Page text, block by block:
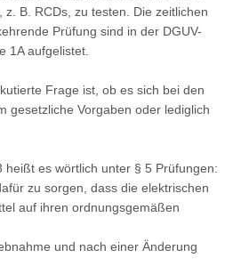
B. RCDs, zu testen. Die zeitlichen
Prüfung sind in der DGUV-
1A aufgelistet.
Frage ist, ob es sich bei den
gesetzliche Vorgaben oder lediglich
heißt es wörtlich unter § 5 Prüfungen:
zu sorgen, dass die elektrischen
auf ihren ordnungsgemäßen
und nach einer Änderung